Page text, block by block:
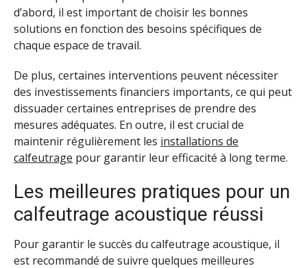
d’abord, il est important de choisir les bonnes
solutions en fonction des besoins spécifiques de
chaque espace de travail.
De plus, certaines interventions peuvent nécessiter
des investissements financiers importants, ce qui peut
dissuader certaines entreprises de prendre des
mesures adéquates. En outre, il est crucial de
maintenir régulièrement les installations de
calfeutrage pour garantir leur efficacité à long terme.
Les meilleures pratiques pour un
calfeutrage acoustique réussi
Pour garantir le succès du calfeutrage acoustique, il
est recommandé de suivre quelques meilleures